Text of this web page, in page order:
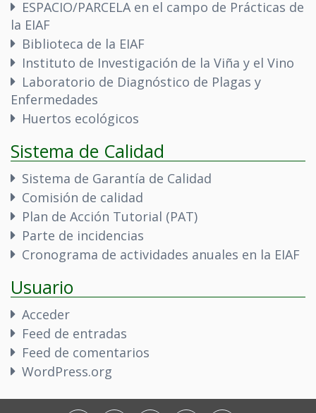
ESPACIO/PARCELA en el campo de Prácticas de
la EIAF
Biblioteca de la EIAF
Instituto de Investigación de la Viña y el Vino
Laboratorio de Diagnóstico de Plagas y
Enfermedades
Huertos ecológicos
Sistema de Calidad
Sistema de Garantía de Calidad
Comisión de calidad
Plan de Acción Tutorial (PAT)
Parte de incidencias
Cronograma de actividades anuales en la EIAF
Usuario
Acceder
Feed de entradas
Feed de comentarios
WordPress.org